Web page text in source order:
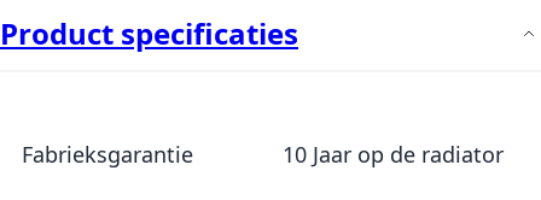
Product specificaties
Fabrieksgarantie 10 Jaar op de radiator